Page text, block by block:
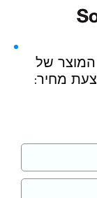
המוצר של